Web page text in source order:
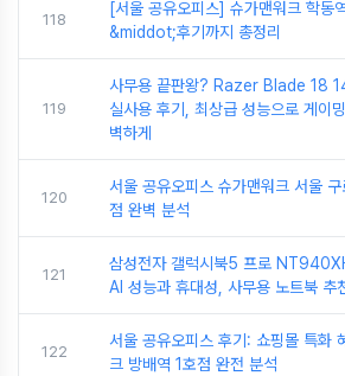
118
[서울 공유오피스] 슈가맨워크 학동
&middot;후기까지 총정리
119
사무용 끝판왕? Razer Blade 18
실사용 후기, 최상급 성능으로 게이
벽하게
120
서울 공유오피스 슈가맨워크 서울
점 완벽 분석
121
삼성전자 갤럭시북5 프로
AI 성능과 휴대성, 사무용 노트북 추
122
서울 공유오피스 후기: 쇼핑몰 특화
크 방배역 1호점 완전 분석